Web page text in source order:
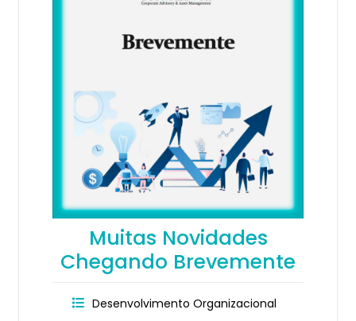
Muitas Novidades
Chegando Brevemente
Desenvolvimento Organizacional